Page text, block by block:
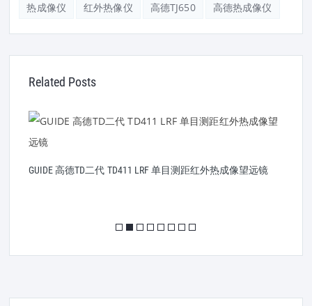
热成像仪 红外热像仪 高德TJ650 高德热成像仪
Related Posts
GUIDE 高德TD二代 TD411 LRF 单目测距红外热成像望远镜